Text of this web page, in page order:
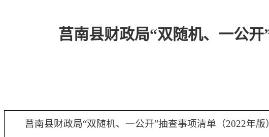
经济发展 图说莒南 政府开
莒南县财政局“双随机、一公
莒南县财政局“双随机、一公开”抽查事项清单（2022年版